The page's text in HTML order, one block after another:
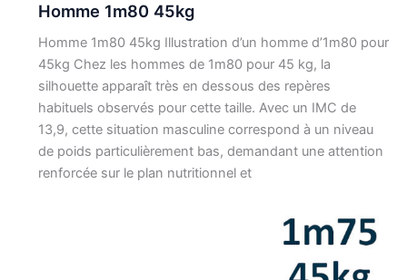
Homme 1m80 45kg
Homme 1m80 45kg Illustration d’un homme d’1m80 pour
45kg Chez les hommes de 1m80 pour 45 kg, la
silhouette apparaît très en dessous des repères
habituels observés pour cette taille. Avec un IMC de
13,9, cette situation masculine correspond à un niveau
de poids particulièrement bas, demandant une attention
renforcée sur le plan nutritionnel et